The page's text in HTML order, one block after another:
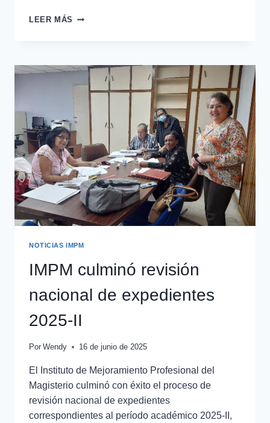
LEER MÁS
NOTICIAS IMPM
IMPM culminó revisión
nacional de expedientes
2025-II
Por Wendy 16 de junio de 2025
El Instituto de Mejoramiento Profesional del
Magisterio culminó con éxito el proceso de
revisión nacional de expedientes
correspondientes al período académico 2025-II,